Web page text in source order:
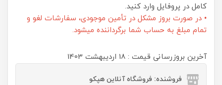
کامل در پروفایل وارد کنید.
• در صورت بروز مشکل در تأمین موجودی، سفارشات لغو و
تمام مبلغ به حساب شما برگرداننده میشود.
آخرین بروزرسانی قیمت : 18 ارديبهشت 1403
فروشنده: فروشگاه آنلاین هپکو